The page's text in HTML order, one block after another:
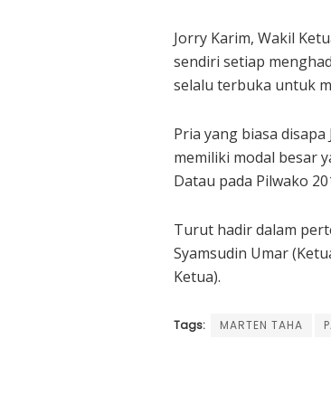
Jorry Karim, Wakil
sendiri setiap
selalu terbuka untuk
Pria yang biasa
memiliki modal besar
Datau pada Pilwako
Turut hadir dalam
Syamsudin Umar
Ketua).
Tags: MARTEN TAHA